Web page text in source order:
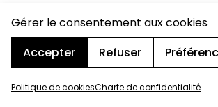
Gérer le consentement aux cookies
Accepter
Refuser
Politique de cookiesCharte de confidentialité